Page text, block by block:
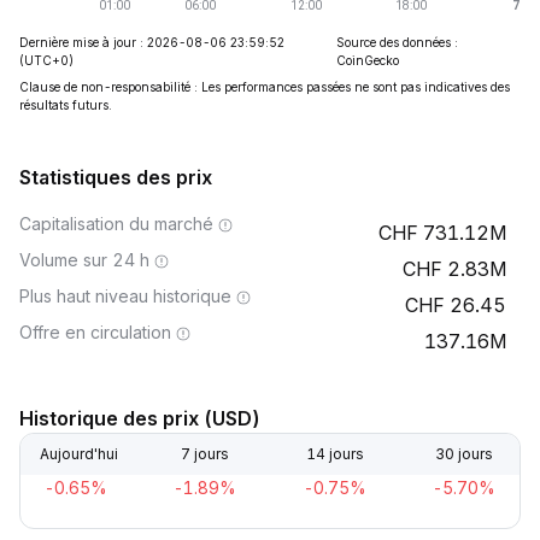
Dernière mise à jour : 2026-08-06 23:59:52
(UTC+0)
Source des données :
CoinGecko
Clause de non-responsabilité : Les performances passées ne sont pas indicatives des
résultats futurs.
Statistiques des prix
Capitalisation du marché 731.12M
Volume sur 24 h 2.83M
Plus haut niveau historique 26.45
Offre en circulation 137.16M
Historique des prix (USD)
Aujourd'hui 7 jours 14 jours 30 jours
-0.65% -1.89% -0.75% -5.70%